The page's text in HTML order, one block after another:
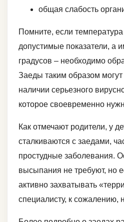
общая слабость
Помните, если
допустимые показатели, а
градусов – необходимо
Заеды таким образом могут
наличии серьезного
которое своевременно
Как отмечают родители, у
сталкиваются с заедами,
простудные заболевания.
высыпания не требуют, но
активно захватывать
специалисту, к сожалению,